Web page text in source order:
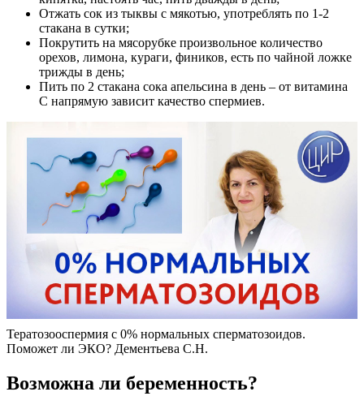
Отжать сок из тыквы с мякотью, употреблять по 1-2
стакана в сутки;
Покрутить на мясорубке произвольное количество
орехов, лимона, кураги, фиников, есть по чайной ложке
трижды в день;
Пить по 2 стакана сока апельсина в день – от витамина
С напрямую зависит качество спермиев.
Тератозооспермия c 0% нормальных сперматозоидов.
Поможет ли ЭКО? Дементьева С.Н.
Возможна ли беременность?